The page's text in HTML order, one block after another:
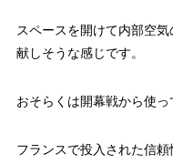
スペースを開けて内部空
献しそうな感じです。
おそらくは開幕戦から使っ
フランスで投入された信